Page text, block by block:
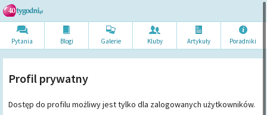
Pytania Blogi Galerie Kluby Artykuły Poradniki
Profil prywatny
Dostęp do profilu możliwy jest tylko dla zalogowanych użytkowników.